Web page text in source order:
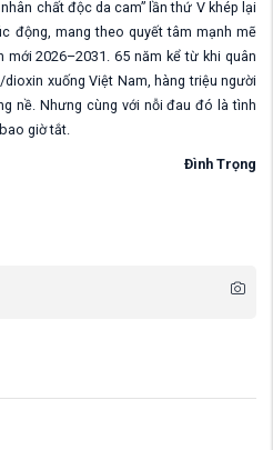
chất độc da cam” lần thứ V khép lại
động, mang theo quyết tâm mạnh mẽ
2026–2031. 65 năm kể từ khi quân
xuống Việt Nam, hàng triệu người
nề. Nhưng cùng với nỗi đau đó là tình
giờ tắt.
Đình Trọng